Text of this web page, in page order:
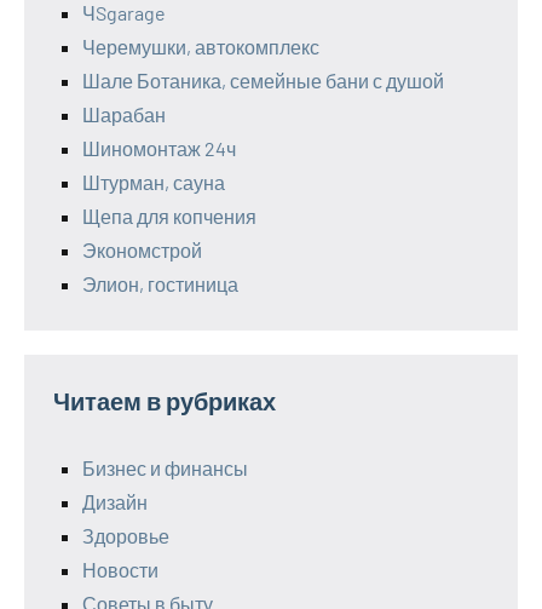
ЧSgarage
Черемушки, автокомплекс
Шале Ботаника, семейные бани с душой
Шарабан
Шиномонтаж 24ч
Штурман, сауна
Щепа для копчения
Экономстрой
Элион, гостиница
Читаем в рубриках
Бизнес и финансы
Дизайн
Здоровье
Новости
Советы в быту